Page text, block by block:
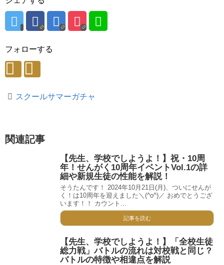
フォローする
スクールサマーガチャ
関連記事
【先生、学校でしようよ！】祝・10周
年！せんがく10周年イベントVol.1の詳
細や新規生徒の性能を解説！
そうたんです！ 2024年10月21日(月)、ついにせんが
く！は10周年を迎えました＼(^o^)／ おめでとうござ
います！！ カウント...
記事を読む
【先生、学校でしようよ！】「全校生徒
総力戦」バトルの流れは対校戦と同じ？
バトルの特徴や相違点を解説